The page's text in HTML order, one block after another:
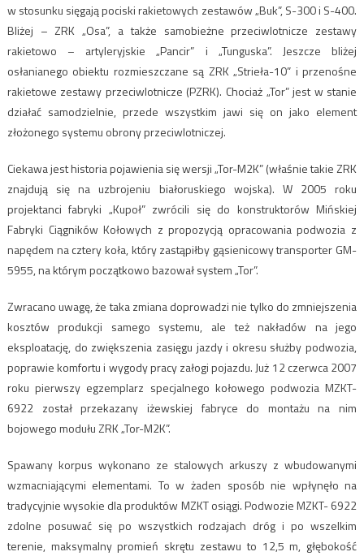
w stosunku sięgają pociski rakietowych zestawów „Buk”, S-300 i S-400.
Bliżej – ZRK „Osa”, a także samobieżne przeciwlotnicze zestawy
rakietowo – artyleryjskie „Pancir” i „Tunguska”. Jeszcze bliżej
osłanianego obiektu rozmieszczane są ZRK „Strieła-10” i przenośne
rakietowe zestawy przeciwlotnicze (PZRK). Chociaż „Tor” jest w stanie
działać samodzielnie, przede wszystkim jawi się on jako element
złożonego systemu obrony przeciwlotniczej.
Ciekawa jest historia pojawienia się wersji „Tor-M2K” (właśnie takie ZRK
znajdują się na uzbrojeniu białoruskiego wojska). W 2005 roku
projektanci fabryki „Kupoł” zwrócili się do konstruktorów Mińskiej
Fabryki Ciągników Kołowych z propozycją opracowania podwozia z
napędem na cztery koła, który zastąpiłby gąsienicowy transporter GM-
5955, na którym początkowo bazował system „Tor”.
Zwracano uwagę, że taka zmiana doprowadzi nie tylko do zmniejszenia
kosztów produkcji samego systemu, ale też nakładów na jego
eksploatację, do zwiększenia zasięgu jazdy i okresu służby podwozia,
poprawie komfortu i wygody pracy załogi pojazdu. Już 12 czerwca 2007
roku pierwszy egzemplarz specjalnego kołowego podwozia MZKT-
6922 został przekazany iżewskiej fabryce do montażu na nim
bojowego modułu ZRK „Tor-M2K”.
Spawany korpus wykonano ze stalowych arkuszy z wbudowanymi
wzmacniającymi elementami. To w żaden sposób nie wpłynęło na
tradycyjnie wysokie dla produktów MZKT osiągi. Podwozie MZKT- 6922
zdolne posuwać się po wszystkich rodzajach dróg i po wszelkim
terenie, maksymalny promień skrętu zestawu to 12,5 m, głębokość